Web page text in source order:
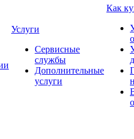
Услуги
Сервисные
службы
Дополнительные
услуги
Как